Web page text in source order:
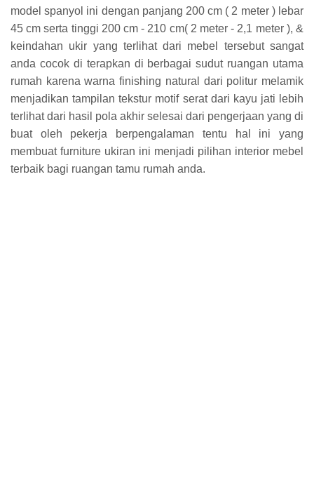
model spanyol ini dengan panjang 200 cm ( 2 meter ) lebar
45 cm serta tinggi 200 cm - 210 cm( 2 meter - 2,1 meter ), &
keindahan ukir yang terlihat dari mebel tersebut sangat
anda cocok di terapkan di berbagai sudut ruangan utama
rumah karena warna finishing natural dari politur melamik
menjadikan tampilan tekstur motif serat dari kayu jati lebih
terlihat dari hasil pola akhir selesai dari pengerjaan yang di
buat oleh pekerja berpengalaman tentu hal ini yang
membuat furniture ukiran ini menjadi pilihan interior mebel
terbaik bagi ruangan tamu rumah anda.